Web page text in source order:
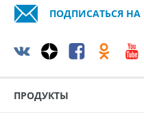
ПОДПИСАТЬСЯ НА
ПРОДУКТЫ